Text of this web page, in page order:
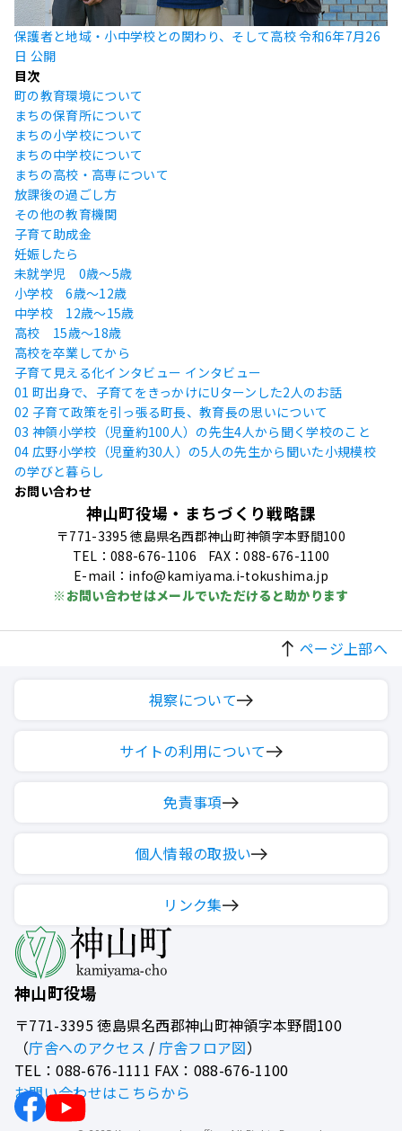
保護者と地域・小中学校との関わり、そして高校令和6年7月26
日 公開
目次
町の教育環境について
まちの保育所について
まちの小学校について
まちの中学校について
まちの高校・高専について
放課後の過ごし方
その他の教育機関
子育て助成金
妊娠したら
未就学児 0歳〜5歳
小学校 6歳〜12歳
中学校 12歳〜15歳
高校 15歳〜18歳
高校を卒業してから
子育て見える化インタビュー インタビュー
01 町出身で、子育てをきっかけにUターンした2人のお話
02 子育て政策を引っ張る町長、教育長の思いについて
03 神領小学校（児童約100人）の先生4人から聞く学校のこと
04 広野小学校（児童約30人）の5人の先生から聞いた小規模校
の学びと暮らし
お問い合わせ
神山町役場・まちづくり戦略課
〒771-3395 徳島県名西郡神山町神領字本野間100
TEL：088-676-1106
FAX：088-676-1100
E-mail：info@kamiyama.i-tokushima.jp
※お問い合わせはメールでいただけると助かります
ページ上部へ
神山町役場
〒771-3395徳島県名西郡神山町神領字本野間100
（庁舎へのアクセス / 庁舎フロア図）
TEL：088-676-1111 FAX：088-676-1100
お問い合わせはこちらから
視察について
サイトの利用について
免責事項
個人情報の取扱い
リンク集